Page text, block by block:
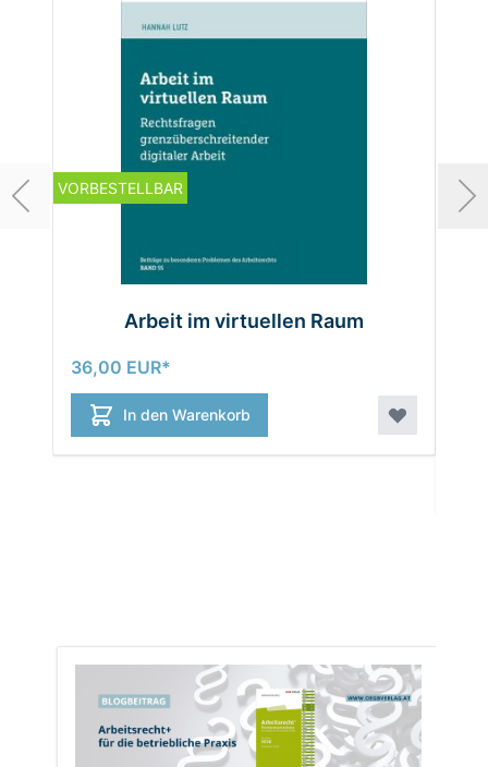
VORBESTELLBAR
Arbeit im virtuellen Raum
36,00 EUR
In den Warenkorb